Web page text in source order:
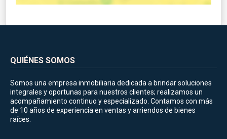
QUIÉNES SOMOS
Somos una empresa inmobiliaria dedicada a brindar soluciones
integrales y oportunas para nuestros clientes; realizamos un
acompañamiento continuo y especializado. Contamos con más
de 10 años de experiencia en ventas y arriendos de bienes
raíces.